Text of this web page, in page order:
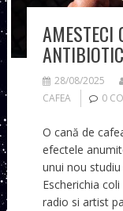
AMESTECI
28/08/2025
CAFEA
0
O cană de
efectele
unui nou
Escherichia
radio si artist